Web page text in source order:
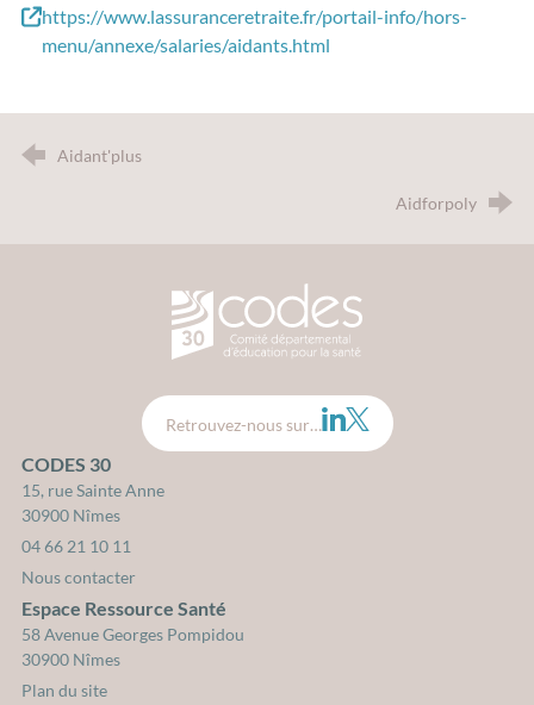
https://www.lassuranceretraite.fr/portail-info/hors-
menu/annexe/salaries/aidants.html
Aidant'plus
Aidforpoly
CODES 30 - Comité
Retrouvez-nous sur… LinkedIn
Twitter
CODES 30
15, rue Sainte Anne
30900 Nîmes
04 66 21 10 11
Nous contacter
Espace Ressource Santé
58 Avenue Georges Pompidou
30900 Nîmes
Plan du site